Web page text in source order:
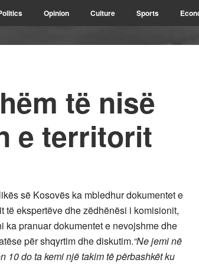
Opinion Culture Sports
të nisë
e territorit
së Kosovës ka mbledhur dokumentet e
të ekspertëve dhe zëdhënësi i komisionit,
pranuar dokumentet e nevojshme dhe
për shqyrtim dhe diskutim.“Ne jemi në
10 do ta kemi një takim të përbashkët ku